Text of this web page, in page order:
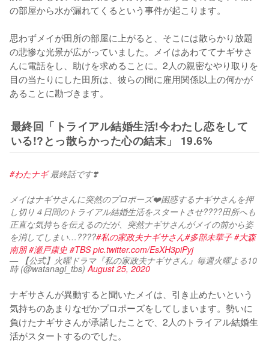
の部屋から水が漏れてくるという事件が起こります。
思わずメイが田所の部屋に上がると、そこには散らかり放題
の悲惨な光景が広がっていました。メイはあわててナギサさ
んに電話をし、助けを求めることに。2人の親密なやり取りを
目の当たりにした田所は、彼らの間に雇用関係以上の何かが
あることに勘づきます。
最終回「トライアル結婚生活!今わたし恋をして
いる!?とっ散らかった心の結末」 19.6%
#わたナギ 最終話です❣️
メイはナギサさんに突然のプロポーズ❤️困惑するナギサさんを押
し切り４日間のトライアル結婚生活をスタートさせ????田所へも
正直な気持ちを伝えるのだが、突然ナギサさんがメイの前から姿
を消してしまい…????#私の家政夫ナギサさん#多部未華子 #大森
南朋 #瀬戸康史 #TBS pic.twitter.com/EsXH3piPyj
— 【公式】火曜ドラマ『私の家政夫ナギサさん』毎週火曜よる10
時 (@watanagi_tbs)August 25, 2020
ナギサさんが異動すると聞いたメイは、引き止めたいという
気持ちのあまりなぜかプロポーズをしてしまいます。勢いに
負けたナギサさんが承諾したことで、2人のトライアル結婚生
活がスタートするのでした。